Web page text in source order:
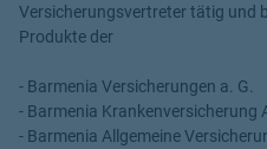
Versicherungsvertreter tätig und
Produkte der
- Barmenia Versicherungen a. G.
- Barmenia Krankenversicherung
- Barmenia Allgemeine